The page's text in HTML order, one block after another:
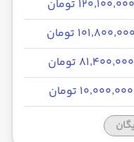
۱۲۰٬۱۰۰٬۰۰۰ تومان
۱۰۱٬۸۰۰٬۰۰۰ تومان
۸۱٬۴۰۰٬۰۰۰ تومان
۱۰٬۰۰۰٬۰۰۰ تومان